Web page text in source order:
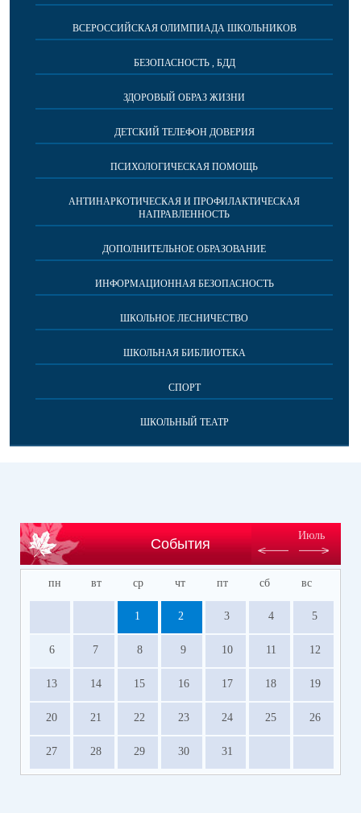
ВСЕРОССИЙСКАЯ ОЛИМПИАДА ШКОЛЬНИКОВ
БЕЗОПАСНОСТЬ , БДД
ЗДОРОВЫЙ ОБРАЗ ЖИЗНИ
ДЕТСКИЙ ТЕЛЕФОН ДОВЕРИЯ
ПСИХОЛОГИЧЕСКАЯ ПОМОЩЬ
АНТИНАРКОТИЧЕСКАЯ И ПРОФИЛАКТИЧЕСКАЯ
НАПРАВЛЕННОСТЬ
ДОПОЛНИТЕЛЬНОЕ ОБРАЗОВАНИЕ
ИНФОРМАЦИОННАЯ БЕЗОПАСНОСТЬ
ШКОЛЬНОЕ ЛЕСНИЧЕСТВО
ШКОЛЬНАЯ БИБЛИОТЕКА
СПОРТ
ШКОЛЬНЫЙ ТЕАТР
События
Июль
пн вт ср чт пт сб вс
1 2 3 4 5
6 7 8 9 10 11 12
13 14 15 16 17 18 19
20 21 22 23 24 25 26
27 28 29 30 31